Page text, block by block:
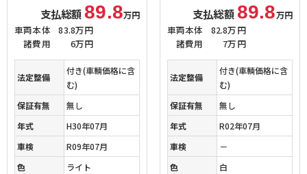
支払総額 89.8万円
車両本体
83.8万円
諸費用
6万円
法定整備
付き(車輌価格に含
む)
保証有無
無し
年式
H30年07月
車検
R09年07月
色
ライト
支払総額 89.8万円
車両本体
82.8万円
諸費用
7万円
法定整備
付き(車輌価格に含
む)
保証有無
無し
年式
R02年07月
車検
－
色
白